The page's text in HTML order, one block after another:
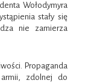
Wołodymyra
stały się
nie zamierza
Propaganda
armii, zdolnej do